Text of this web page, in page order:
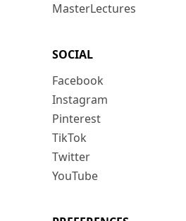
MasterLectures
SOCIAL
Facebook
Instagram
Pinterest
TikTok
Twitter
YouTube